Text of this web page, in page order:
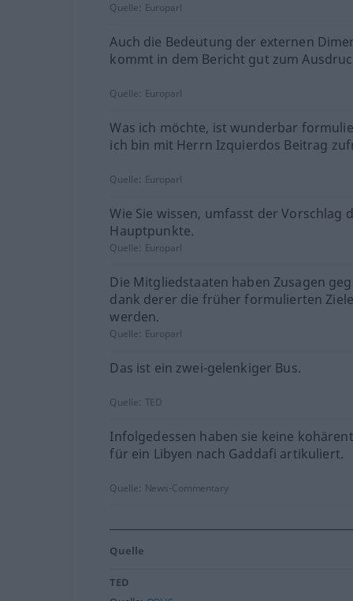
Quelle: Europarl
Auch die Bedeutung der externen
kommt in dem Bericht gut zum
Quelle: Europarl
Was ich möchte, ist wunderbar
ich bin mit Herrn Izquierdos Beitrag
Quelle: Europarl
Wie Sie wissen, umfasst der Vorschlag
Hauptpunkte.
Quelle: Europarl
Die Mitgliedstaaten haben Zusagen
dank derer die früher formulierten
werden.
Quelle: Europarl
Das ist ein zwei-gelenkiger Bus.
Quelle: TED
Infolgedessen haben sie keine
für ein Libyen nach Gaddafi artikuliert.
Quelle: News-Commentary
Quelle
TED